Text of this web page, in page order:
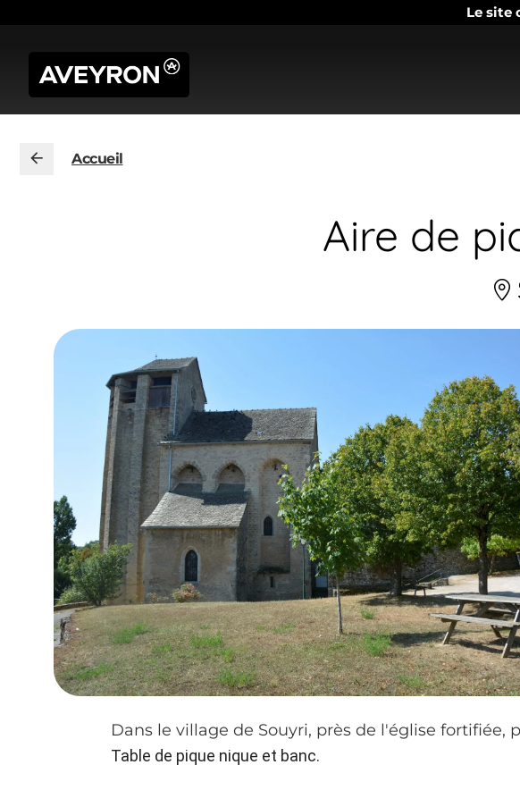
Le site
Accueil
Aire de
Dans le village de Souyri, près de l'église fortifiée,
Table de pique nique et banc.